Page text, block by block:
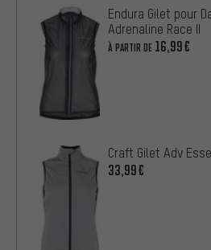
Endura Gilet pour
Adrenaline Race II
À PARTIR DE 16,99€
Craft Gilet Adv
33,99€